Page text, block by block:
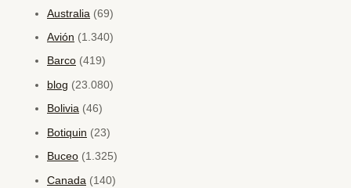
Australia (69)
Avión (1.340)
Barco (419)
blog (23.080)
Bolivia (46)
Botiquin (23)
Buceo (1.325)
Canada (140)